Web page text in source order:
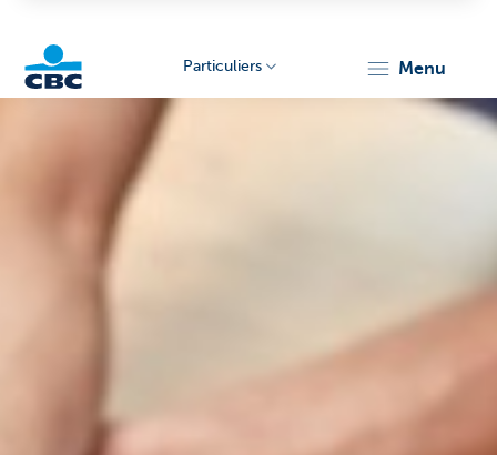
Particuliers menu